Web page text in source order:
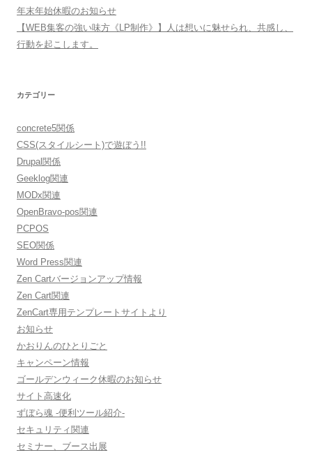
年末年始休暇のお知らせ
【WEB集客の強い味方《LP制作》】人は想いに魅せられ、共感し、
行動を起こします。
カテゴリー
concrete5関係
CSS(スタイルシート)で遊ぼう!!
Drupal関係
Geeklog関連
MODx関連
OpenBravo-pos関連
PCPOS
SEO関係
Word Press関連
Zen Cartバージョンアップ情報
Zen Cart関連
ZenCart専用テンプレートサイトより
お知らせ
かおりんのひとりごと
キャンペーン情報
ゴールデンウィーク休暇のお知らせ
サイト高速化
ずぼら魂 -便利ツール紹介-
セキュリティ関連
セミナー、ブース出展